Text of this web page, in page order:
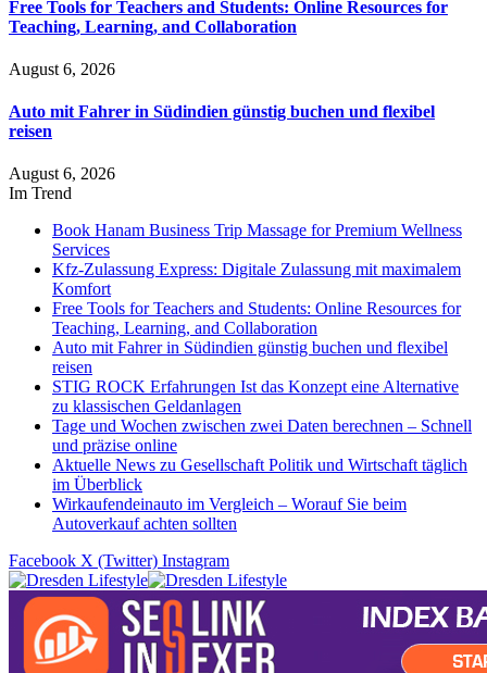
Free Tools for Teachers and Students: Online Resources for
Teaching, Learning, and Collaboration
August 6, 2026
Auto mit Fahrer in Südindien günstig buchen und flexibel
reisen
August 6, 2026
Im Trend
Book Hanam Business Trip Massage for Premium Wellness
Services
Kfz-Zulassung Express: Digitale Zulassung mit maximalem
Komfort
Free Tools for Teachers and Students: Online Resources for
Teaching, Learning, and Collaboration
Auto mit Fahrer in Südindien günstig buchen und flexibel
reisen
STIG ROCK Erfahrungen Ist das Konzept eine Alternative
zu klassischen Geldanlagen
Tage und Wochen zwischen zwei Daten berechnen – Schnell
und präzise online
Aktuelle News zu Gesellschaft Politik und Wirtschaft täglich
im Überblick
Wirkaufendeinauto im Vergleich – Worauf Sie beim
Autoverkauf achten sollten
Facebook X (Twitter) Instagram